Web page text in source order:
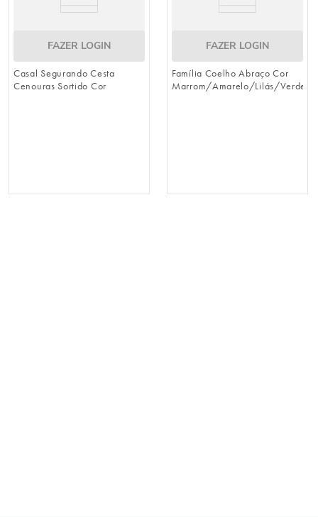
FAZER LOGIN
Casal Segurando Cesta
Cenouras Sortido Cor
FAZER LOGIN
Família Coelho Abraço Cor
Marrom/Amarelo/Lilás/Verde